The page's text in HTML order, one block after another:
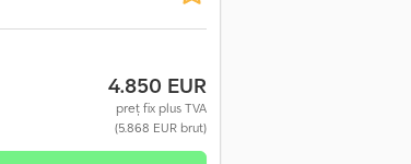
4.850 EUR
preț fix plus TVA
(5.868 EUR brut)